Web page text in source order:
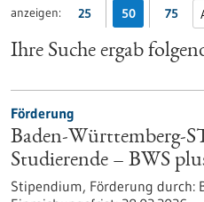
anzeigen: 25 50 75
Ihre Suche ergab
Förderung
Baden-Württemberg-
Studierende – BWS
Stipendium, Förderung durch: